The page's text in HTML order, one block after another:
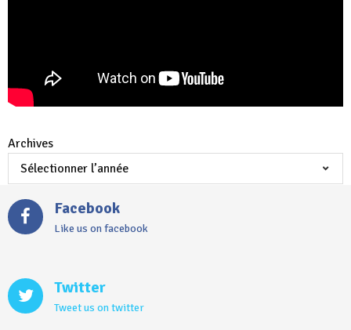
Archives
Facebook
Like us on facebook
Twitter
Tweet us on twitter